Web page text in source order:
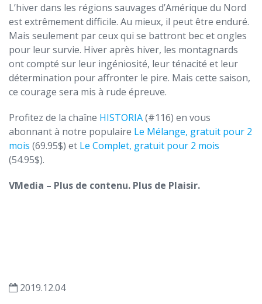
L’hiver dans les régions sauvages d’Amérique du Nord
est extrêmement difficile. Au mieux, il peut être enduré.
Mais seulement par ceux qui se battront bec et ongles
pour leur survie. Hiver après hiver, les montagnards
ont compté sur leur ingéniosité, leur ténacité et leur
détermination pour affronter le pire. Mais cette saison,
ce courage sera mis à rude épreuve.
Profitez de la chaîne HISTORIA(#116) en vous
abonnant à notre populaire Le Mélange, gratuit pour 2
mois (69.95$) et Le Complet, gratuit pour 2 mois
(54.95$).
VMedia – Plus de contenu. Plus de Plaisir.
2019.12.04